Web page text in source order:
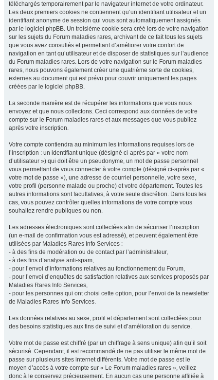
téléchargés temporairement par le navigateur internet de votre ordinateur.
Les deux premiers cookies ne contiennent qu’un identifiant utilisateur et un
identifiant anonyme de session qui vous sont automatiquement assignés
par le logiciel phpBB. Un troisième cookie sera créé lors de votre navigation
sur les sujets du Forum maladies rares, archivant de ce fait tous les sujets
que vous avez consultés et permettant d’améliorer votre confort de
navigation en tant qu’utilisateur et de disposer de statistiques sur l’audience
du Forum maladies rares. Lors de votre navigation sur le Forum maladies
rares, nous pouvons également créer une quatrième sorte de cookies,
externes au document qui est prévu pour couvrir uniquement les pages
créées par le logiciel phpBB.
La seconde manière est de récupérer les informations que vous nous
envoyez et que nous collectons. Ceci correspond aux données de votre
compte sur le Forum maladies rares et aux messages que vous publiez
après votre inscription.
Votre compte contiendra au minimum les informations requises lors de
l’inscription : un identifiant unique (désigné ci-après par « votre nom
d’utilisateur ») qui doit être un pseudonyme, un mot de passe personnel
vous permettant de vous connecter à votre compte (désigné ci-après par «
votre mot de passe »), une adresse de courriel personnelle, votre sexe,
votre profil (personne malade ou proche) et votre département. Toutes les
autres informations sont facultatives, à votre seule discrétion. Dans tous les
cas, vous pouvez contrôler quelles informations de votre compte vous
souhaitez rendre publiques ou non.
Les adresses électroniques sont collectées afin de sécuriser l’inscription
(un e-mail de confirmation vous est adressé), et peuvent également être
utilisées par Maladies Rares Info Services :
- à des fins de modération ou de contact par l’administrateur,
- à des fins d’analyse anti-spam,
- pour l’envoi d’informations relatives au fonctionnement du Forum,
- pour l’envoi d’enquêtes de satisfaction relatives aux services proposés par
Maladies Rares Info Services,
- pour les personnes qui ont choisi cette option, pour l’envoi de la newsletter
de Maladies Rares Info Services.
Les données relatives au sexe, profil et département sont collectées pour
des besoins statistiques aux fins de suivi et d’amélioration du service.
Votre mot de passe est chiffré (par un chiffrage à sens unique) afin qu’il soit
sécurisé. Cependant, il est recommandé de ne pas utiliser le même mot de
passe sur plusieurs sites internet différents. Votre mot de passe est le
moyen d’accès à votre compte sur « Le Forum maladies rares », veillez
donc à le conservez précieusement. En aucun cas une personne affiliée à